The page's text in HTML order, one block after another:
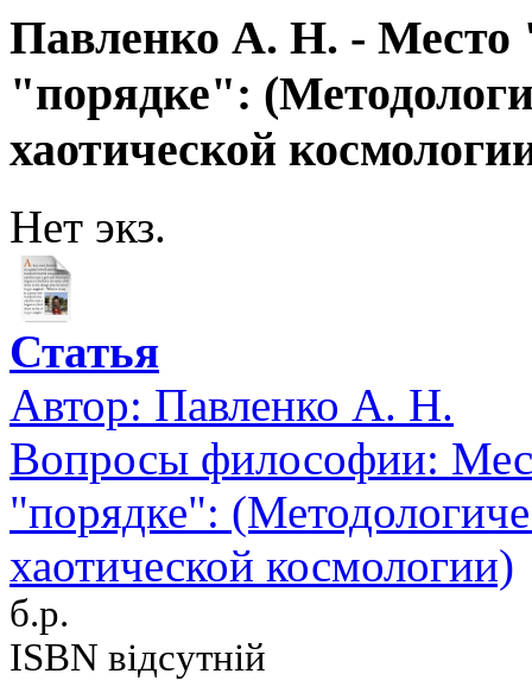
Павленко А. Н. - Место
"порядке":
хаотической
Нет экз.
Статья
Автор: Павленко А. Н.
Вопросы философии:
"порядке":
хаотической космологии)
б.р.
ISBN відсутній